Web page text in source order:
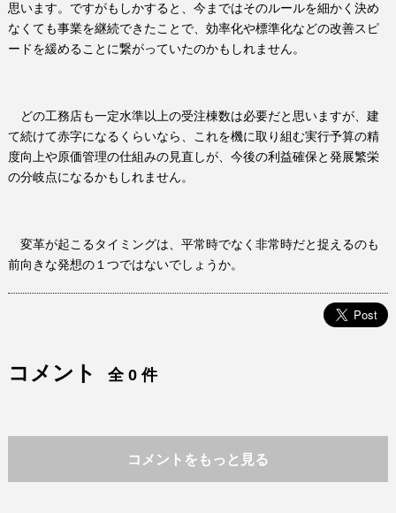
思います。ですがもしかすると、今まではそのルールを細かく決め
なくても事業を継続できたことで、効率化や標準化などの改善スピ
ードを緩めることに繋がっていたのかもしれません。
どの工務店も一定水準以上の受注棟数は必要だと思いますが、建
て続けて赤字になるくらいなら、これを機に取り組む実行予算の精
度向上や原価管理の仕組みの見直しが、今後の利益確保と発展繁栄
の分岐点になるかもしれません。
変革が起こるタイミングは、平常時でなく非常時だと捉えるのも
前向きな発想の１つではないでしょうか。
コメント 全 0 件
コメントをもっと見る